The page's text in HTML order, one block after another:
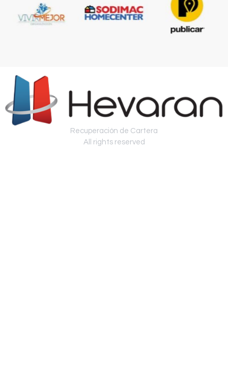
Recuperación de Cartera
All rights reserved